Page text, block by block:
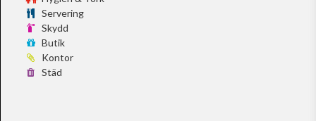
Servering
Skydd
Butik
Kontor
Städ